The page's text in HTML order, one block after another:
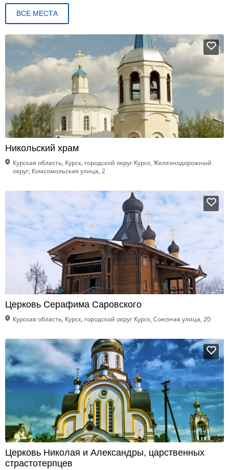
ВСЕ МЕСТА
Никольский храм
Курская область, Курск, городской округ Курск, Железнодорожный
округ, Комсомольская улица, 2
Церковь Серафима Саровского
Курская область, Курск, городской округ Курск, Союзная улица, 20
Церковь Николая и Александры, царственных
страстотерпцев